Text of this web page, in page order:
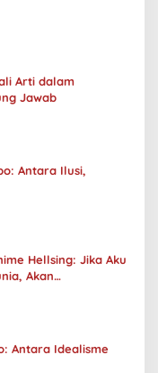
Arti dalam
Jawab
Antara Ilusi,
Hellsing: Jika Aku
Akan
Antara Idealisme